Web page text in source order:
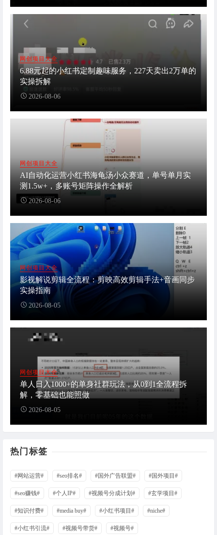
网创项目大全
6.88元起的小红书定制趣味服务，227天卖出2万单的
实操拆解
2026-08-06
网创项目大全
AI自动化运营小红书海龟汤小众赛道，单号单月实
测1.5w+，多账号矩阵操作全解析
2026-08-06
网创项目大全
影视解说剪辑全流程：剪映高效剪辑手法+音画同步
实操指南
2026-08-05
网创项目大全
单人日入1000+的单身社群玩法，从0到1全流程拆
解，零基础也能照做
2026-08-05
热门标签
#网站运营# #seo排名# #国外广告联盟# #国外项目#
#seo赚钱# #个人IP# #视频号分成计划# #玄学项目#
#知识付费# #media buy# #小红书项目# #niche#
#小红书引流# #视频号带货# #视频号#